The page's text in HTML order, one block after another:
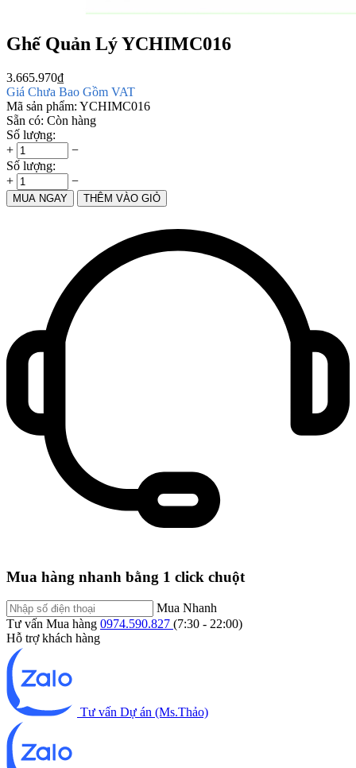
Ghế Quản Lý YCHIMC016
3.665.970₫
Giá Chưa Bao Gồm VAT
Mã sản phẩm: YCHIMC016
Sẵn có: Còn hàng
Số lượng:
+
−
Số lượng:
+
−
MUA NGAY THÊM VÀO GIỎ
Mua hàng nhanh bằng 1 click chuột
Mua Nhanh
Tư vấn Mua hàng 0974.590.827 (7:30 - 22:00)
Hỗ trợ khách hàng
Tư vấn Dự án (Ms.Thảo)